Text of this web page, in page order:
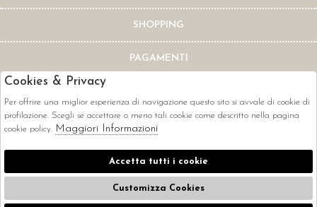
SHOPPING
PAGAMENTI
CORRIERI
Cookies & Privacy
Per offrire una miglior esperienza di navigazione questo sito si avvale di cookie di
profilazione. Scegli se accettare o meno tali cookie come descritto nella pagina
cookie policy. Maggiori Informazioni
Accetta tutti i cookie
Customizza Cookies